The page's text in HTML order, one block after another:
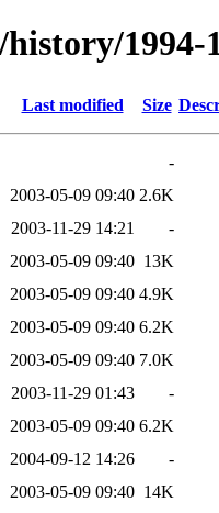
1994-
Last modified Size
-
2003-05-09 09:40 2.6K
2003-11-29 14:21
-
2003-05-09 09:40 13K
2003-05-09 09:40 4.9K
2003-05-09 09:40 6.2K
2003-05-09 09:40 7.0K
2003-11-29 01:43
-
2003-05-09 09:40 6.2K
2004-09-12 14:26
-
2003-05-09 09:40 14K